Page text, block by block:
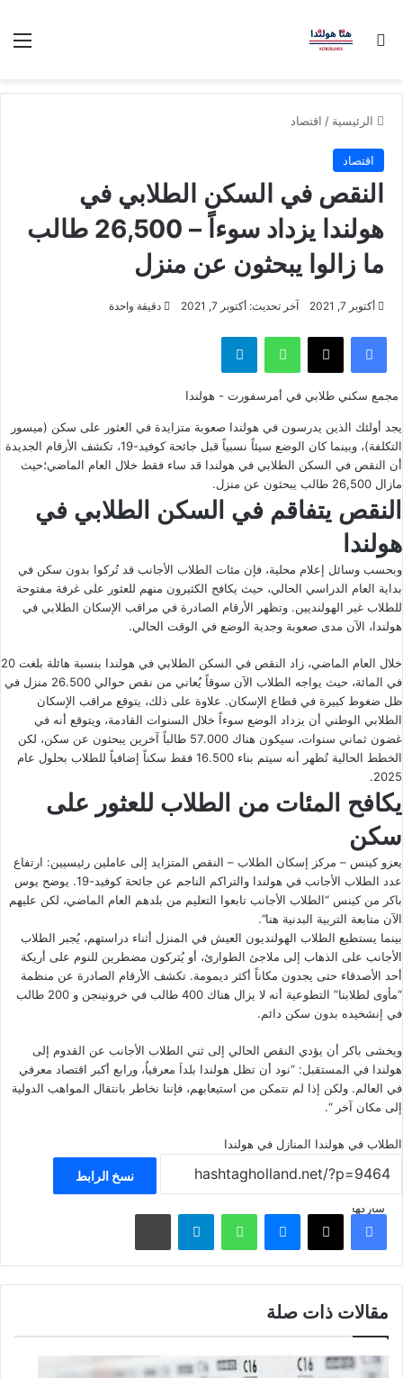
بحث عن
الرئيسية / اقتصاد
اقتصاد
النقص في السكن الطلابي في
هولندا يزداد سوءاً – 26,500 طالب
ما زالوا يبحثون عن منزل
أكتوبر 7, 2021 آخر تحديث: أكتوبر 7, 2021 دقيقة واحدة
فيسبوك ‫X واتساب تيلقرام
مجمع سكني طلابي في أمرسفورت - هولندا
يجد أولئك الذين يدرسون في هولندا صعوبة متزايدة في العثور على سكن (ميسور
التكلفة)، وبينما كان الوضع سيئاً نسبياً قبل جائحة كوفيد-19، تكشف الأرقام الجديدة
أن النقص في السكن الطلابي في هولندا قد ساء فقط خلال العام الماضي؛حيث
مازال 26,500 طالب يبحثون عن منزل.
النقص يتفاقم في السكن الطلابي في
هولندا
وبحسب وسائل إعلام محلية، فإن مئات الطلاب الأجانب قد تُركوا بدون سكن في
بداية العام الدراسي الحالي، حيث يكافح الكثيرون منهم للعثور على غرفة مفتوحة
للطلاب غير الهولنديين. وتظهر الأرقام الصادرة في مراقب الإسكان الطلابي في
هولندا، الآن مدى صعوبة وجدية الوضع في الوقت الحالي.
خلال العام الماضي، زاد النقص في السكن الطلابي في هولندا بنسبة هائلة بلغت 20
في المائة، حيث يواجه الطلاب الآن سوقاً يُعاني من نقص حوالي 26.500 منزل في
ظل ضغوط كبيرة في قطاع الإسكان. علاوة على ذلك، يتوقع مراقب الإسكان
الطلابي الوطني أن يزداد الوضع سوءاً خلال السنوات القادمة، ويتوقع أنه في
غضون ثماني سنوات، سيكون هناك 57.000 طالباً آخرين يبحثون عن سكن، لكن
الخطط الحالية تُظهر أنه سيتم بناء 16.500 فقط سكناً إضافياً للطلاب بحلول عام
2025.
يكافح المئات من الطلاب للعثور على
سكن
يعزو كينس – مركز إسكان الطلاب – النقص المتزايد إلى عاملين رئيسيين: ارتفاع
عدد الطلاب الأجانب في هولندا والتراكم الناجم عن جائحة كوفيد-19. يوضح يوس
باكر من كينس “الطلاب الأجانب تابعوا التعليم من بلدهم العام الماضي، لكن عليهم
الآن متابعة التربية البدنية هنا”.
بينما يستطيع الطلاب الهولنديون العيش في المنزل أثناء دراستهم، يُجبر الطلاب
الأجانب على الذهاب إلى ملاجئ الطوارئ، أو يُتركون مضطرين للنوم على أريكة
أحد الأصدقاء حتى يجدون مكاناً أكثر ديمومة. تكشف الأرقام الصادرة عن منظمة
“مأوى لطلابنا” التطوعية أنه لا يزال هناك 400 طالب في خرونينجن و 200 طالب
في إنشخيده بدون سكن دائم.
ويخشى باكر أن يؤدي النقص الحالي إلى ثني الطلاب الأجانب عن القدوم إلى
هولندا في المستقبل: “نود أن تظل هولندا بلداَ معرفياُ، ورابع أكبر اقتصاد معرفي
في العالم. ولكن إذا لم نتمكن من استيعابهم، فإننا نخاطر بانتقال المواهب الدولية
إلى مكان آخر “.
الطلاب في هولندا المنازل في هولندا
نسخ الرابط
شاركهافيسبوك ‫X ماسنجر واتساب تيلقرام مشاركة عبر البريد
مقالات ذات صلة